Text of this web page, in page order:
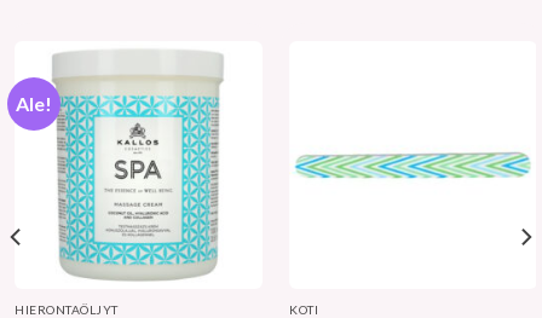
Ale!
HIERONTAÖLJYT KOTI